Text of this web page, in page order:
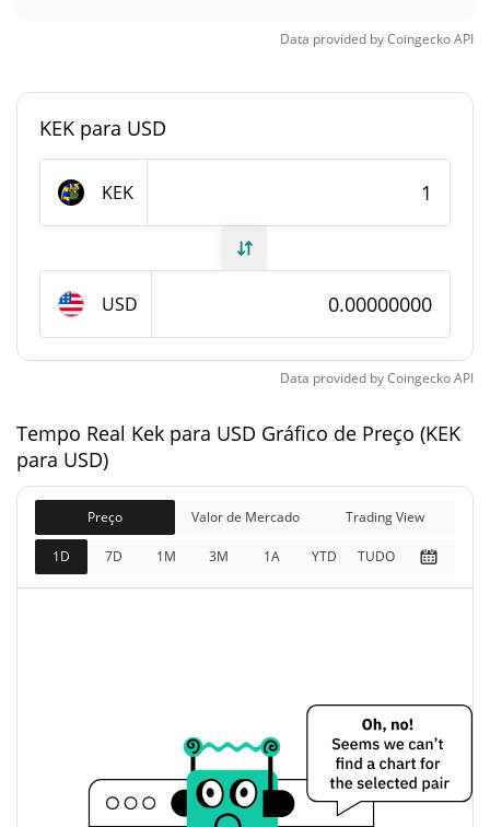
Fornecimento de Kek
Fornecimento em
420,690,000,000,000 KEK
Fornecimento total 420,690,000,000,000 KEK
Fornecimento máximo 420,690,000,000,000 KEK
Capitalização de
mercado
1.52%
Totalmente diluído
Limite de mercado
$37,314
0.95%
Abertura / Fecho de
$<0.000001 / $<0.000001
A mudança de ontem
Data provided byCoingeckoAPI
KEK para USD
KEK
USD
Data provided byCoingeckoAPI
Tempo Real Kek para USD Gráfico de Preço (KEK
para USD)
Preço Valor de Mercado Trading View
1D 7D 1M 3M 1A YTD TUDO